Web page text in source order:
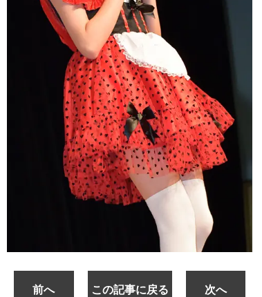
前へ この記事に戻る 次へ